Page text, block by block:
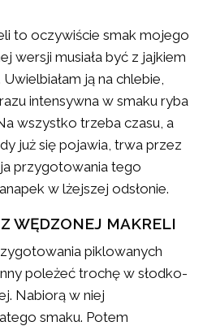
to oczywiście smak mojego
wersji musiała być z jajkiem
ją na chlebie,
intensywna w smaku ryba
wszystko trzeba czasu, a
już się pojawia, trwa przez
przygotowania tego
w lżejszej odsłonie.
WĘDZONEJ MAKRELI
piklowanych
poleżeć trochę w słodko-
Nabiorą w niej
smaku. Potem